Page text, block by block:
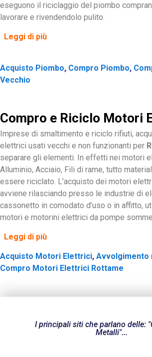
eseguono il riciclaggio del piombo
lavorare e rivendendolo pulito.
Leggi di più
Acquisto Piombo, Compro Piombo,
Vecchio
Compro e Riciclo Motori
Imprese di smaltimento e riciclo rifiuti,
elettrici usati vecchi e non funzionanti per
separare gli elementi. In effetti nei motori
Alluminio, Acciaio, Fili di rame, tutto
essere riciclato. L’acquisto dei motori
avviene rilasciando presso le industrie di
cassonetto in comodato d’uso o in affitto,
motori e motorini elettrici da pompe
Leggi di più
Acquisto Motori Elettrici,
Compro Motori Elettrici Rottame
I principali siti che parlano delle:
Metalli"...